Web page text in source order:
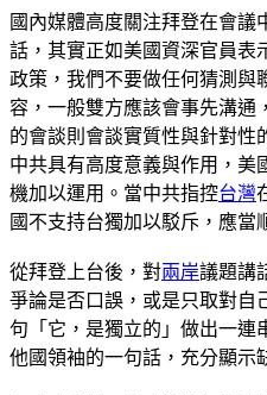
國內媒體高度關注拜登在會議
話，其實正如美國資深官員表
政策，我們不要做任何猜測與
容，一般雙方應該會事先溝通
的會談則會談實質性與針對性
中共具有高度意義與作用，美
機加以運用。當中共指控台灣
國不支持台獨加以駁斥，應當
從拜登上台後，對兩岸議題講
爭論是否口誤，或是只取對自
句「它，是獨立的」做出一連
他國領袖的一句話，充分顯示